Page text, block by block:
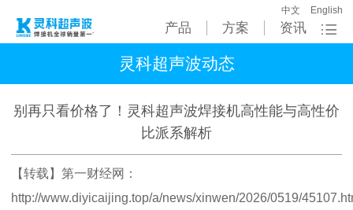
产品 方案 资讯
中文 English
灵科超声波动态
别再只看价格了！灵科超声波焊接机高性能与高性价
比派系解析
【转载】第一财经网 ：
http://www.diyicaijing.top/a/news/xinwen/2026/0519/